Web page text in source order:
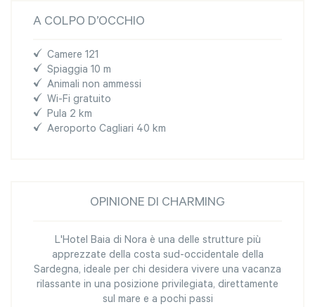
A COLPO D’OCCHIO
Camere 121
Spiaggia 10 m
Animali non ammessi
Wi-Fi gratuito
Pula 2 km
Aeroporto Cagliari 40 km
OPINIONE DI CHARMING
L'Hotel Baia di Nora è una delle strutture più
apprezzate della costa sud-occidentale della
Sardegna, ideale per chi desidera vivere una vacanza
rilassante in una posizione privilegiata, direttamente
sul mare e a pochi passi